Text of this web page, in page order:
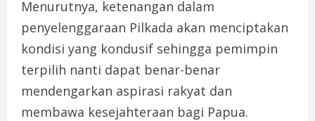
Menurutnya, ketenangan dalam
penyelenggaraan Pilkada akan menciptakan
kondisi yang kondusif sehingga pemimpin
terpilih nanti dapat benar-benar
mendengarkan aspirasi rakyat dan
membawa kesejahteraan bagi Papua.